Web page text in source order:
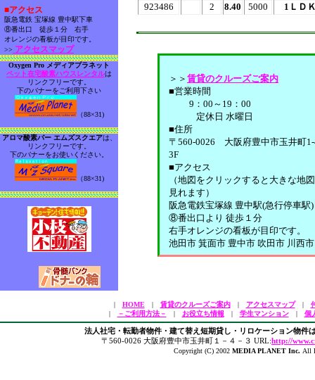
923486
2 8.40 5000 1ＬＤ
＞＞ 賃貸のクルーズご案内
■営業時間
9：00～19：00
定休日 水曜日
■住所
〒560-0026 大阪府豊中市玉井町
3F
■アクセス
（地図をクリックすると大きな地
見れます）
阪急電鉄宝塚線 豊中駅(急行停車駅)
⑧番出口より 徒歩１分
右手オレンジの看板が目印です。
池田市 箕面市 豊中市 吹田市 川西
■アクセス
阪急電鉄 宝塚線 豊中駅下車
⑧番出口 徒歩１分 右手
オレンジの看板が目印です。
>> アクセスマップ
Oxygen Pro メディアプラネット
ペット在宅酸素ハウスレンタルは
リンクフリーです。
下のバナーをご利用下さい
（88×31)
アロマ酸素バー エムズスクエアは、
リンクフリーです。
下のバナーをお使いください。
（88×31)
| HOME| 賃貸のクルーズご案内| アクセスマップ|
|
－ご利用方法－ | お役立ち情報| 学生マンション| 個
法人社宅・転勤者物件・建て替え短期貸し・リロケーション物件
〒560-0026 大阪府豊中市玉井町１－４－３ URL:http://
Copyright (C) 2002 MEDIA PLANET Inc. All